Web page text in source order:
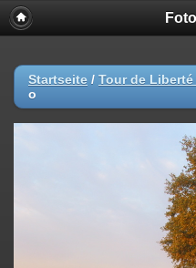
Startseite / Tour de Liberté
o